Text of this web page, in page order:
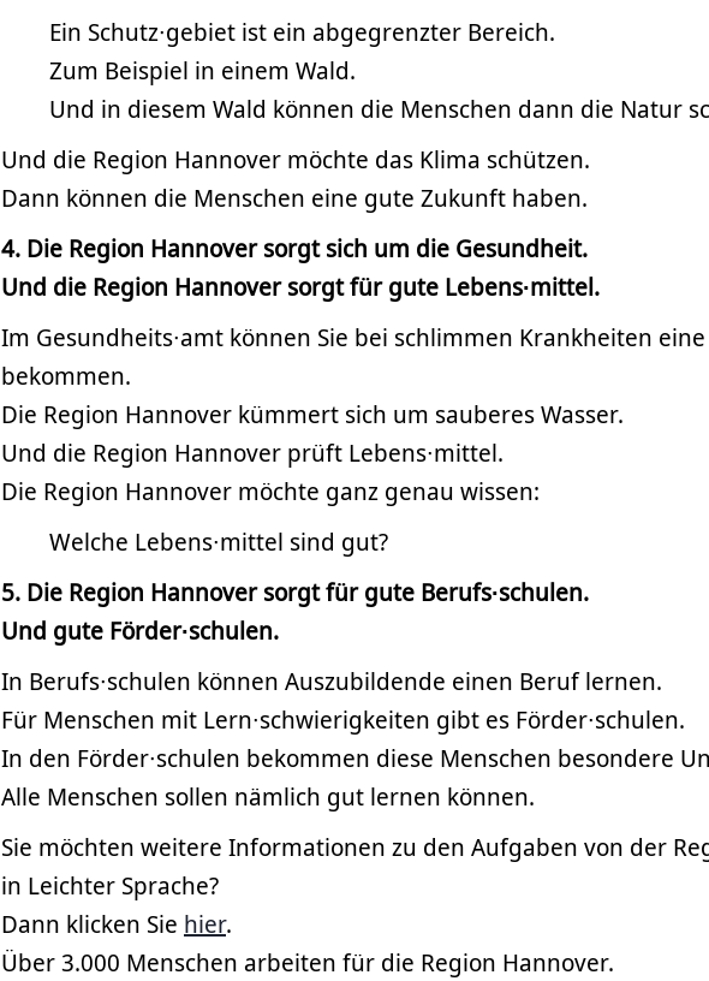
Ein Schutz∙gebiet ist ein abgegrenzter Bereich.
Zum Beispiel in einem Wald.
Und in diesem Wald können die Menschen dann die Natur
Und die Region Hannover möchte das Klima schützen.
Dann können die Menschen eine gute Zukunft haben.
4. Die Region Hannover sorgt sich um die Gesundheit.
Und die Region Hannover sorgt für gute Lebens∙mittel.
Im Gesundheits∙amt können Sie bei schlimmen Krankheiten
bekommen.
Die Region Hannover kümmert sich um sauberes Wasser.
Und die Region Hannover prüft Lebens∙mittel.
Die Region Hannover möchte ganz genau wissen:
Welche Lebens∙mittel sind gut?
5. Die Region Hannover sorgt für gute Berufs∙schulen.
Und gute Förder∙schulen.
In Berufs∙schulen können Auszubildende einen Beruf lernen.
Für Menschen mit Lern∙schwierigkeiten gibt es Förder∙schulen.
In den Förder∙schulen bekommen diese Menschen besondere
Alle Menschen sollen nämlich gut lernen können.
Sie möchten weitere Informationen zu den Aufgaben von der
in Leichter Sprache?
Dann klicken Sie hier.
Über 3.000 Menschen arbeiten für die Region Hannover.